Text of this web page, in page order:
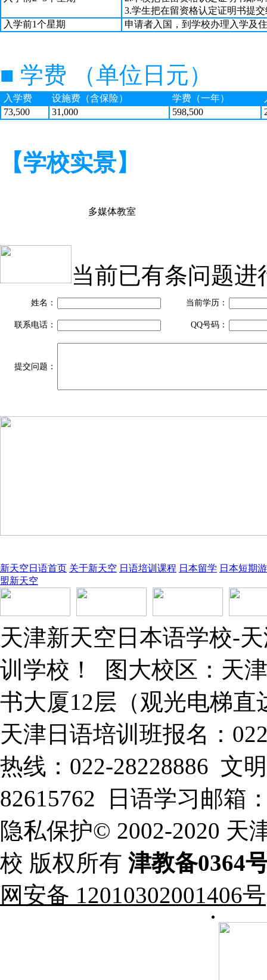
3.学生把在留资格认定证明书提
入学前1个星期
申请者入国，到学校办理入学及
■ 学费 （单位日元）
入学费 设施费（含保险） 学费（一年）
73,500
31,000 598,500
【学校实景】
多媒体教室
当前已有条问题进
姓名： 当前学历：
联系电话： QQ号码：
提交问题：
新天空日语首页 关于新天空 日语培训课程 日本留学 日本短期
盟新天空
天津新天空日本语学校-
训学校！ 图大校区：天
书大厦12层（观光电梯直
天津日语培训班报名：
热线：022-28228886 文
82615762 日语学习邮箱
隐私保护© 2002-2020 天
校 版权所有 津教备0364
网安备 12010302001406号